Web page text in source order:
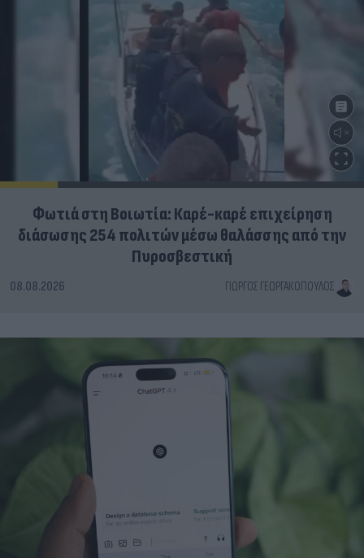
Φωτιά στη Βοιωτία: Καρέ-καρέ επιχείρηση
διάσωσης 254 πολιτών μέσω θαλάσσης από την
Πυροσβεστική
08.08.2026 ΓΙΏΡΓΟΣ ΓΕΩΡΓΑΚΌΠΟΥΛΟΣ